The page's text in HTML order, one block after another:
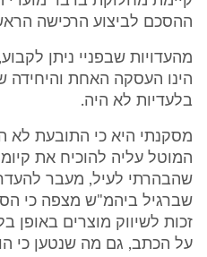
ההסכם לביצוע הרכישה
מהעדויות שבפניי ניתן
הינו העסקה האחת
בלעדיות לא היה.
מסקנתי היא כי התובעת לא
המוטל עליה להוכיח את
שהבהרתי לעיל, מעבר
שברגיל ביהמ"ש מצפה כי
זכות לשיווק מוצרים באופן
על הכתב, גם מה שנטען כי